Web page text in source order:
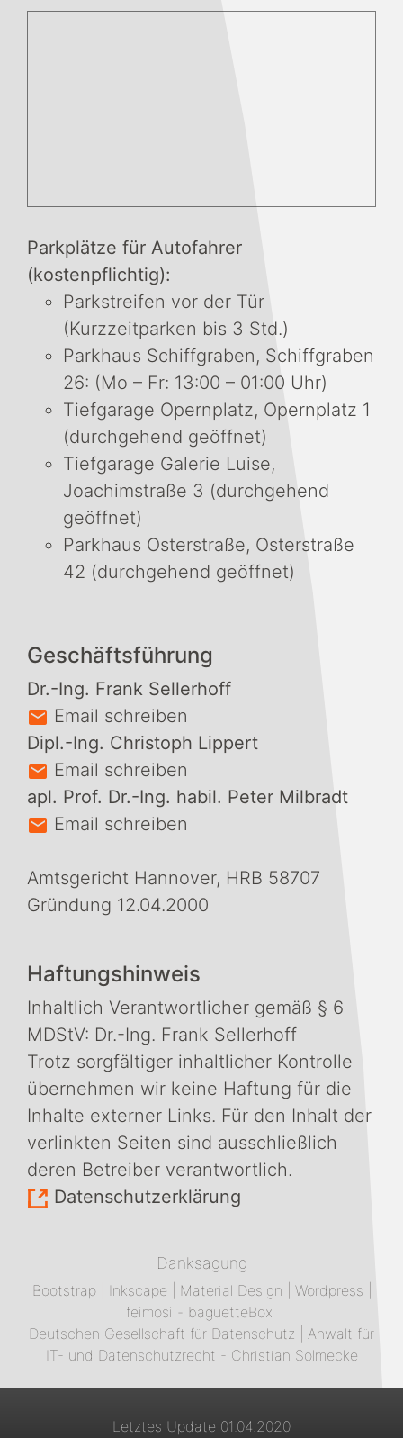
Parkplätze für Autofahrer
(kostenpflichtig):
Parkstreifen vor der Tür
(Kurzzeitparken bis 3 Std.)
Parkhaus Schiffgraben, Schiffgraben
26: (Mo – Fr: 13:00 – 01:00 Uhr)
Tiefgarage Opernplatz, Opernplatz 1
(durchgehend geöffnet)
Tiefgarage Galerie Luise,
Joachimstraße 3 (durchgehend
geöffnet)
Parkhaus Osterstraße, Osterstraße
42 (durchgehend geöffnet)
Geschäftsführung
Dr.-Ing. Frank Sellerhoff
Email schreiben
Dipl.-Ing. Christoph Lippert
Email schreiben
apl. Prof. Dr.-Ing. habil. Peter Milbradt
Email schreiben
Amtsgericht Hannover, HRB 58707
Gründung 12.04.2000
Haftungshinweis
Inhaltlich Verantwortlicher gemäß § 6
MDStV: Dr.-Ing. Frank Sellerhoff
Trotz sorgfältiger inhaltlicher Kontrolle
übernehmen wir keine Haftung für die
Inhalte externer Links. Für den Inhalt der
verlinkten Seiten sind ausschließlich
deren Betreiber verantwortlich.
Datenschutzerklärung
Danksagung
Bootstrap| Inkscape Material Design Wordpress
feimosi - baguetteBox
Deutschen Gesellschaft für Datenschutz
Anwalt für
IT- und Datenschutzrecht - Christian Solmecke
Letztes Update 01.04.2020